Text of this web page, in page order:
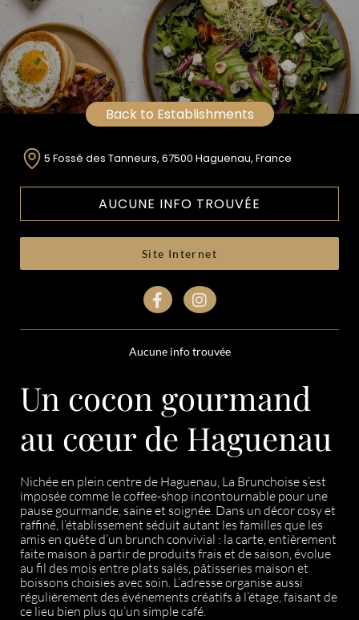
Back to Establishments
5 Fossé des Tanneurs, 67500 Haguenau, France
AUCUNE INFO TROUVÉE
Site Internet
Aucune info trouvée
Un cocon gourmand
au cœur de Haguenau
Nichée en plein centre de Haguenau, La Brunchoise s’est
imposée comme le coffee-shop incontournable pour une
pause gourmande, saine et soignée. Dans un décor cosy et
raffiné, l’établissement séduit autant les familles que les
amis en quête d’un brunch convivial : la carte, entièrement
faite maison à partir de produits frais et de saison, évolue
au fil des mois entre plats salés, pâtisseries maison et
boissons choisies avec soin. L’adresse organise aussi
régulièrement des événements créatifs à l’étage, faisant de
ce lieu bien plus qu’un simple café.